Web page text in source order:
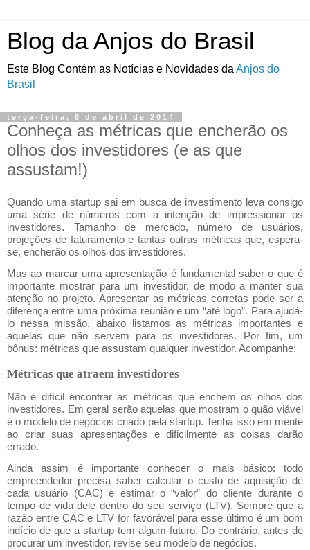
Blog da Anjos do Brasil
Este Blog Contém as Notícias e Novidades da Anjos do
Brasil
terça-feira, 8 de abril de 2014
Conheça as métricas que encherão os
olhos dos investidores (e as que
assustam!)
Quando uma startup sai em busca de investimento leva consigo
uma série de números com a intenção de impressionar os
investidores. Tamanho de mercado, número de usuários,
projeções de faturamento e tantas outras métricas que, espera-
se, encherão os olhos dos investidores.
Mas ao marcar uma apresentação é fundamental saber o que é
importante mostrar para um investidor, de modo a manter sua
atenção no projeto. Apresentar as métricas corretas pode ser a
diferença entre uma próxima reunião e um “até logo”. Para ajudá-
lo nessa missão, abaixo listamos as métricas importantes e
aquelas que não servem para os investidores. Por fim, um
bônus: métricas que assustam qualquer investidor. Acompanhe:
Métricas que atraem investidores
Não é difícil encontrar as métricas que enchem os olhos dos
investidores. Em geral serão aquelas que mostram o quão viável
é o modelo de negócios criado pela startup. Tenha isso em mente
ao criar suas apresentações e dificilmente as coisas darão
errado.
Ainda assim é importante conhecer o mais básico: todo
empreendedor precisa saber calcular o custo de aquisição de
cada usuário (CAC) e estimar o “valor” do cliente durante o
tempo de vida dele dentro do seu serviço (LTV). Sempre que a
razão entre CAC e LTV for favorável para esse último é um bom
indício de que a startup tem algum futuro. Do contrário, antes de
procurar um investidor, revise seu modelo de negócios.